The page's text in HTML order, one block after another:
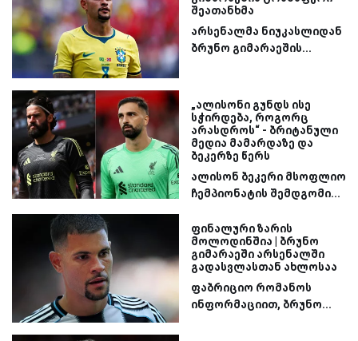
შეათანხმა
არსენალმა ნიუკასლიდან
ბრუნო გიმარაეშის...
„ალისონი გუნდს ისე
სჭირდება, როგორც
არასდროს“ - ბრიტანული
მედია მამარდაზე და
ბეკერზე წერს
ალისონ ბეკერი მსოფლიო
ჩემპიონატის შემდგომი...
ფინალური ზარის
მოლოდინშია | ბრუნო
გიმარაეში არსენალში
გადასვლასთან ახლოსაა
ფაბრიციო რომანოს
ინფორმაციით, ბრუნო...